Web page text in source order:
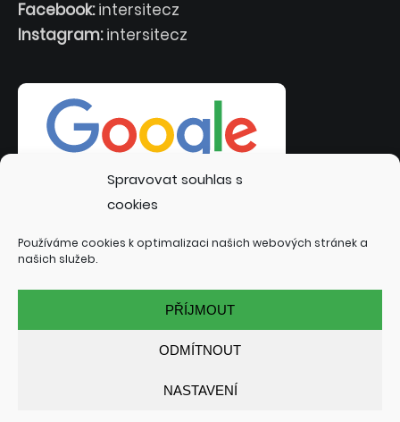
Spravovat souhlas s
cookies
Používáme cookies k optimalizaci našich webových stránek a
našich služeb.
PŘÍJMOUT
ODMÍTNOUT
NASTAVENÍ
Facebook: intersitecz
Instagram: intersitecz
© 2022 INTERSITE.CZ | TVORBA WEBOVÝCH STRÁNEK: